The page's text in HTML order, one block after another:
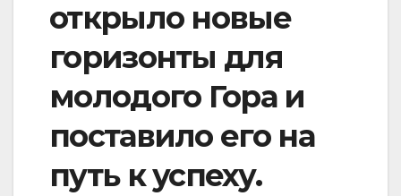
открыло новые
горизонты для
молодого Гора и
поставило его на
путь к успеху.